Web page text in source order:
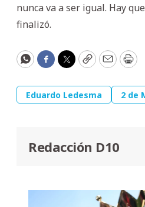
nunca va a ser igual. Hay
finalizó.
WhatsApp
Facebook
Twitter
CopyEmail
Eduardo Ledesma 2 de
Redacción D10